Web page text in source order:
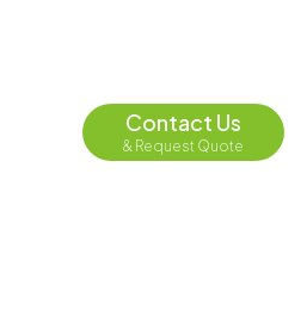
ele.com
Contact Us
& Request Quote